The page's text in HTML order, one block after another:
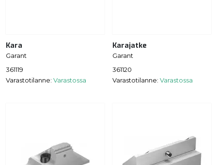
Kara
Garant
361119
Varastotilanne: Varastossa
Karajatke
Garant
361120
Varastotilanne: Varastossa